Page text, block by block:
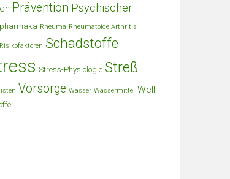
Prävention Psychischer
Rheuma Rheumatoide Arthritis
Risikofaktoren Schadstoffe
Stress-Physiologie Streß
Vorsorge Wasser Wassermittel Well